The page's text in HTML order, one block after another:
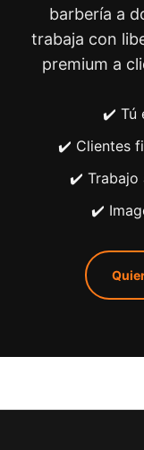
barbería a
trabaja con
premium a
✔️ Tú
✔️ Clientes
✔️ Trabajo
✔️